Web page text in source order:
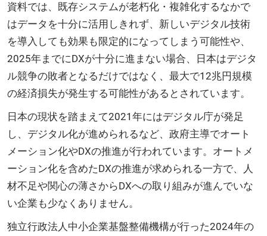
資料では、既存システムが老朽化・複雑化するなかで
はデータを十分に活用しきれず、新しいデジタル技術
を導入しても効果も限定的になってしまう可能性や、
2025年までにDXが十分に進まない場合、日本はデジタ
ル競争の敗者となるだけではなく、最大で12兆円規模
の経済損失が発生する可能性があるとされています。
日本の現状を踏まえて2021年にはデジタル庁が発足
し、デジタル化が進められるなど、政府主導でオート
メーション化やDXの推進が行われています。オートメ
ーション化を含めたDXの推進が求められる一方で、人
材不足や関心の薄さからDXへの取り組みが進んでいな
い企業も少なくありません。
独立行政法人中小企業基盤整備機構が行った2024年の